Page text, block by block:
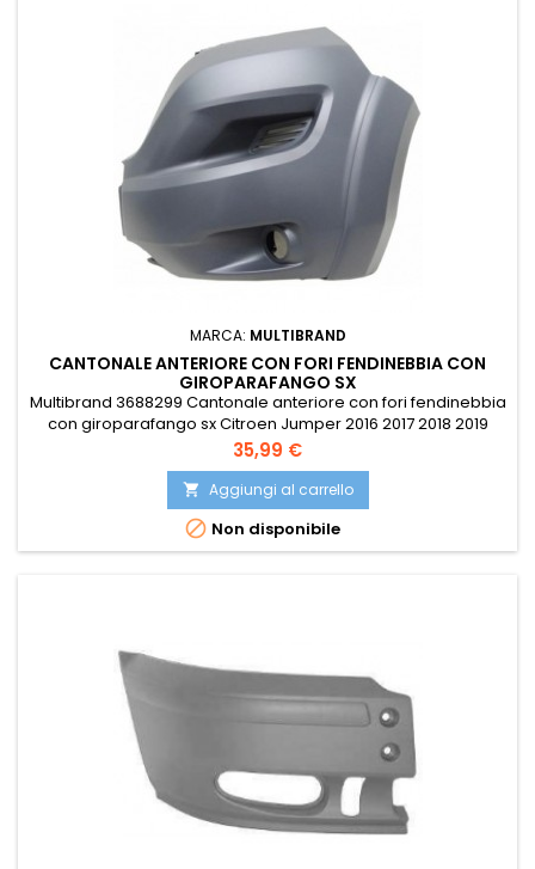
MARCA: MULTIBRAND
CANTONALE ANTERIORE CON FORI FENDINEBBIA CON
GIROPARAFANGO SX
Multibrand 3688299 Cantonale anteriore con fori fendinebbia
con giroparafango sx Citroen Jumper 2016 2017 2018 2019
2020 2021 2022 2023 Fiat Ducato 2014 2015 2016 2017 2018 2019
2020 2021 2022 2023 Peugeot Boxer 2014 2015 2016 2017 2018
2019 2020 2021 2022 2023 Compatibile con: EUROBUMP
FIA07DU035 ISAM 0153116 ISAM 153116 JESSE UCJ0423141 OE
71775725...
Prezzo
35,99 €
 Aggiungi al carrello
 Non disponibile